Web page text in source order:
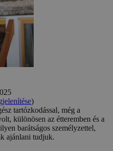
)
tartózkodással, még a
különösen az étteremben és a
barátságos személyzettel,
ajánlani tudjuk.